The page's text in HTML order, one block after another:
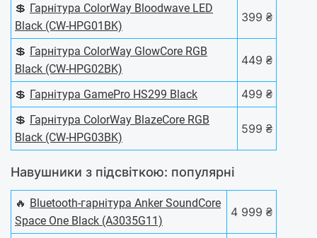
💲 Гарнітура СolorWay Bloodwave LED
Black (CW-HPG01BK)
399 ₴
💲 Гарнітура СolorWay GlowCore RGB
Black (CW-HPG02BK)
449 ₴
💲 Гарнітура GamePro HS299 Black
499 ₴
💲 Гарнітура СolorWay BlazeCore RGB
Black (CW-HPG03BK)
599 ₴
Навушники з підсвіткою: популярні
🔥 Bluetooth-гарнітура Anker SoundCore
Space One Black (A3035G11)
4 999 ₴